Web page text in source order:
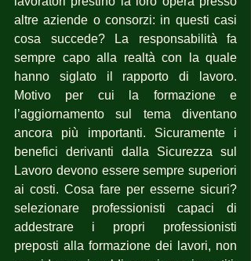
altre aziende o consorzi: in questi casi
cosa succede? La responsabilità fa
sempre capo alla realtà con la quale
hanno siglato il rapporto di lavoro.
Motivo per cui la formazione e
l’aggiornamento sul tema diventano
ancora più importanti. Sicuramente i
benefici derivanti dalla Sicurezza sul
Lavoro devono essere sempre superiori
ai costi. Cosa fare per esserne sicuri?
selezionare professionisti capaci di
addestrare i propri professionisti
preposti alla formazione dei lavori, non